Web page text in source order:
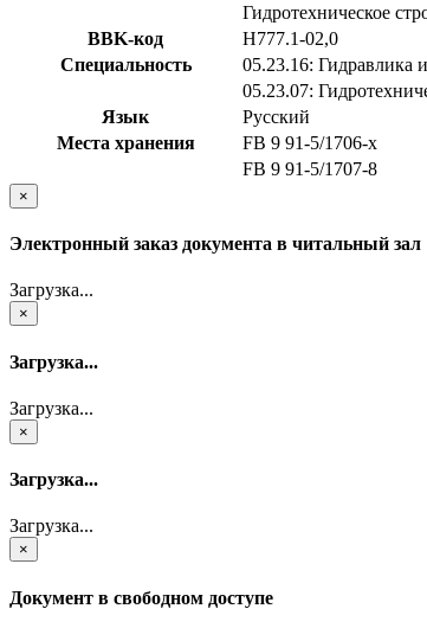
Гидротехническое
BBK-код
Н777.1-02,0
Специальность
05.23.16: Гидравлика
05.23.07:
Язык
Русский
Места хранения
FB 9 91-5/1706-x
FB 9 91-5/1707-8
×
Электронный заказ документа в читальный зал
Загрузка...
×
Загрузка...
Загрузка...
×
Загрузка...
Загрузка...
×
Документ в свободном доступе